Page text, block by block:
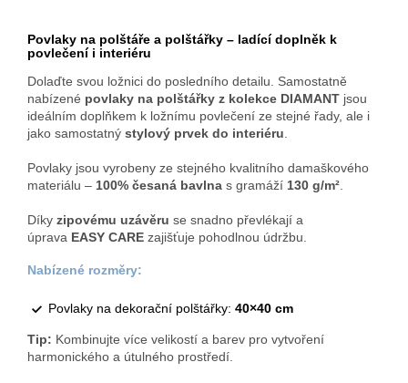
Povlaky na polštáře a polštářky – ladící doplněk k
povlečení i interiéru
Dolaďte svou ložnici do posledního detailu. Samostatně
nabízené povlaky na polštářky z kolekce DIAMANT jsou
ideálním doplňkem k ložnímu povlečení ze stejné řady, ale i
jako samostatný stylový prvek do interiéru.
Povlaky jsou vyrobeny ze stejného kvalitního damaškového
materiálu – 100% česaná bavlna s gramáží 130 g/m².
Díky zipovému uzávěru se snadno převlékají a
úprava EASY CARE zajišťuje pohodlnou údržbu.
Nabízené rozměry:
Povlaky na dekorační polštářky: 40×40 cm
Tip: Kombinujte více velikostí a barev pro vytvoření
harmonického a útulného prostředí.